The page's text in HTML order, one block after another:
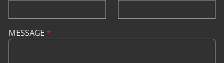
MESSAGE *